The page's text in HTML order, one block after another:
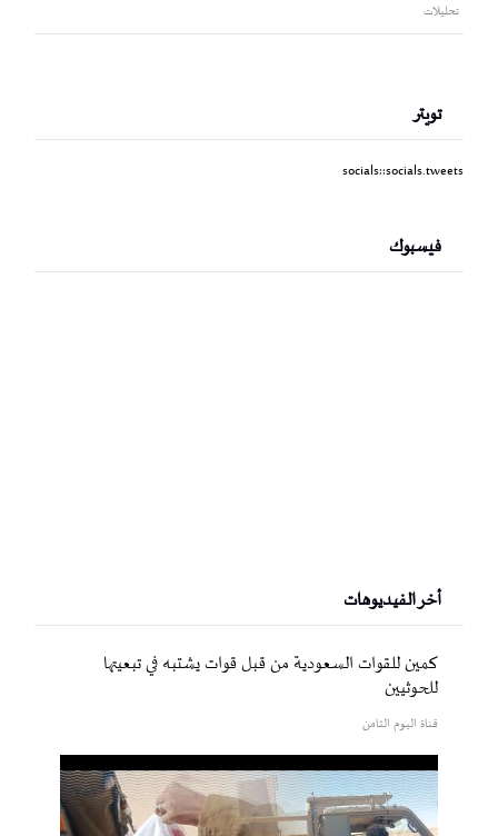
تحليلات
تويتر
socials::socials.tweets
فيسبوك
أخر الفيديوهات
كمين للقوات السعودية من قبل قوات يشتبه في تبعيتها
للحوثيين
قناة اليوم الثامن